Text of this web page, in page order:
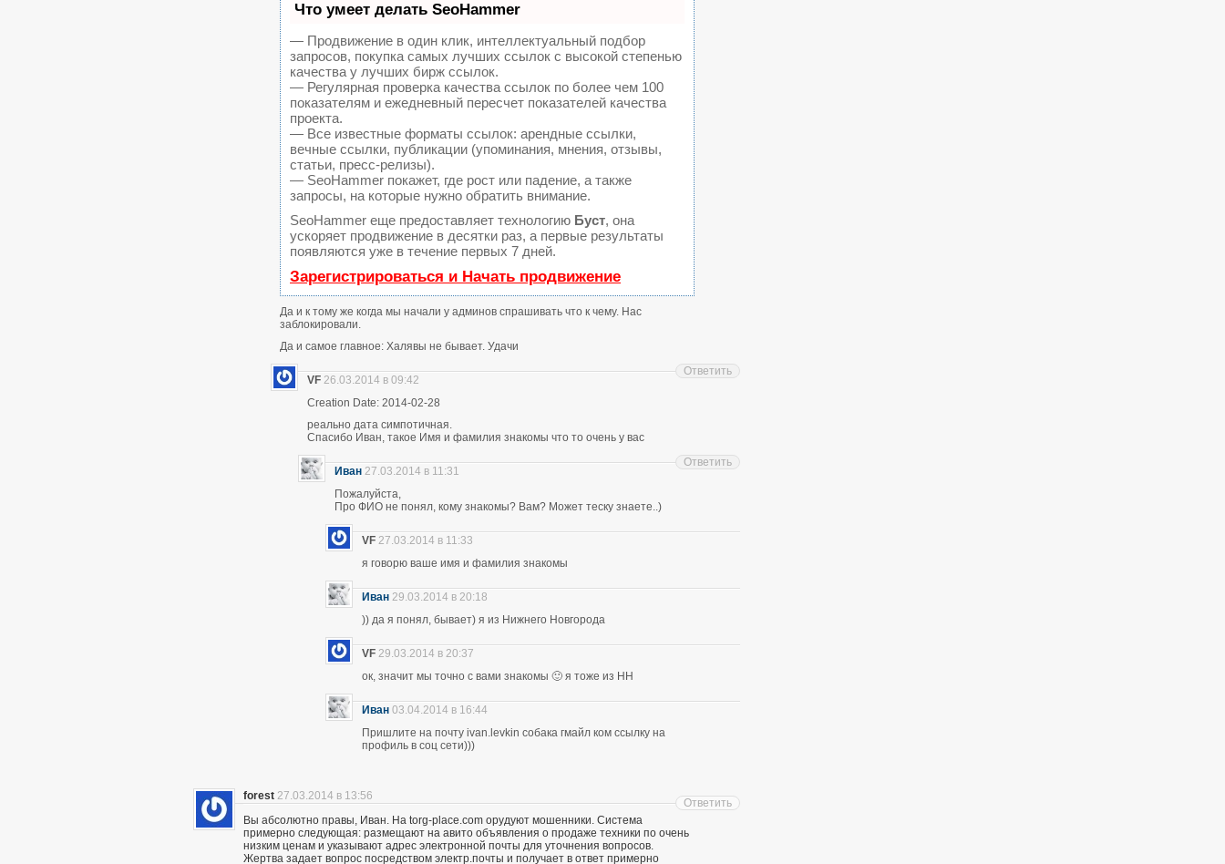
Что умеет делать SeoHammer
— Продвижение в один клик, интеллектуальный подбор
запросов, покупка самых лучших ссылок с высокой степенью
качества у лучших бирж ссылок.
— Регулярная проверка качества ссылок по более чем 100
показателям и ежедневный пересчет показателей качества
проекта.
— Все известные форматы ссылок: арендные ссылки,
вечные ссылки, публикации (упоминания, мнения, отзывы,
статьи, пресс-релизы).
— SeoHammer покажет, где рост или падение, а также
запросы, на которые нужно обратить внимание.
SeoHammer еще предоставляет технологию Буст, она
ускоряет продвижение в десятки раз, а первые результаты
появляются уже в течение первых 7 дней.
Зарегистрироваться и Начать продвижение
Да и к тому же когда мы начали у админов спрашивать что к чему. Нас
заблокировали.
Да и самое главное: Халявы не бывает. Удачи
VF 26.03.2014 в 09:42
Creation Date: 2014-02-28
реально дата симпотичная.
Спасибо Иван, такое Имя и фамилия знакомы что то очень у вас
Ответить
Иван 27.03.2014 в 11:31
Пожалуйста,
Про ФИО не понял, кому знакомы? Вам? Может теску знаете..)
Ответить
VF 27.03.2014 в 11:33
я говорю ваше имя и фамилия знакомы
Иван 29.03.2014 в 20:18
)) да я понял, бывает) я из Нижнего Новгорода
VF 29.03.2014 в 20:37
ок, значит мы точно с вами знакомы 🙂 я тоже из НН
Иван 03.04.2014 в 16:44
Пришлите на почту ivan.levkin собака гмайл ком ссылку на
профиль в соц сети)))
forest 27.03.2014 в 13:56
Вы абсолютно правы, Иван. На torg-place.com орудуют мошенники. Система
примерно следующая: размещают на авито объявления о продаже техники по очень
низким ценам и указывают адрес электронной почты для уточнения вопросов.
Жертва задает вопрос посредством электр.почты и получает в ответ примерно
Ответить